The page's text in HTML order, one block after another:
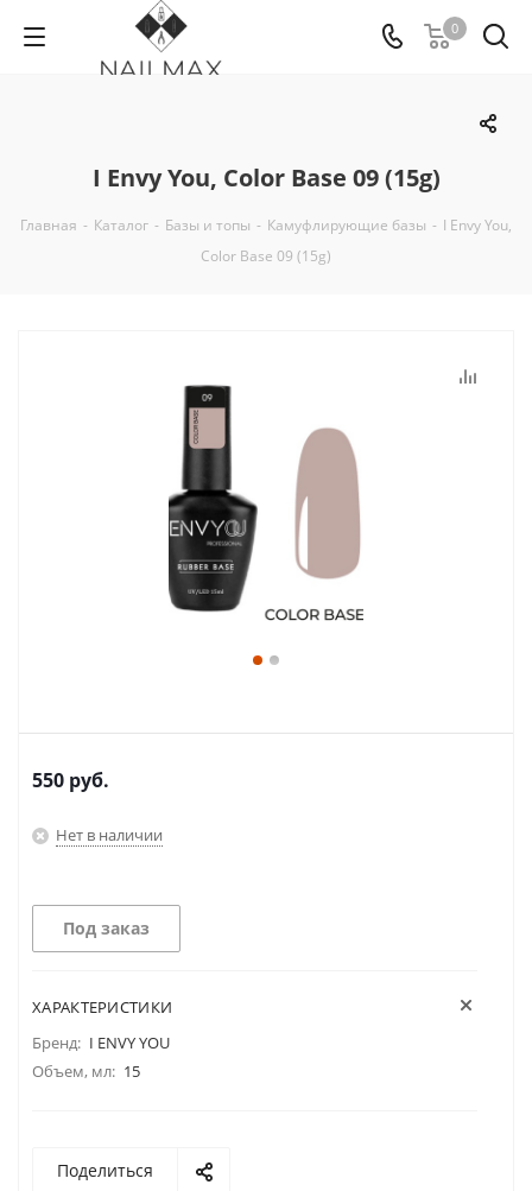
0
I Envy You, Color Base 09 (15g)
Главная - Каталог - Базы и топы - Камуфлирующие базы - I Envy You,
Color Base 09 (15g)
550 руб.
Нет в наличии
Под заказ
ХАРАКТЕРИСТИКИ
Бренд: I ENVY YOU
Объем, мл: 15
Поделиться